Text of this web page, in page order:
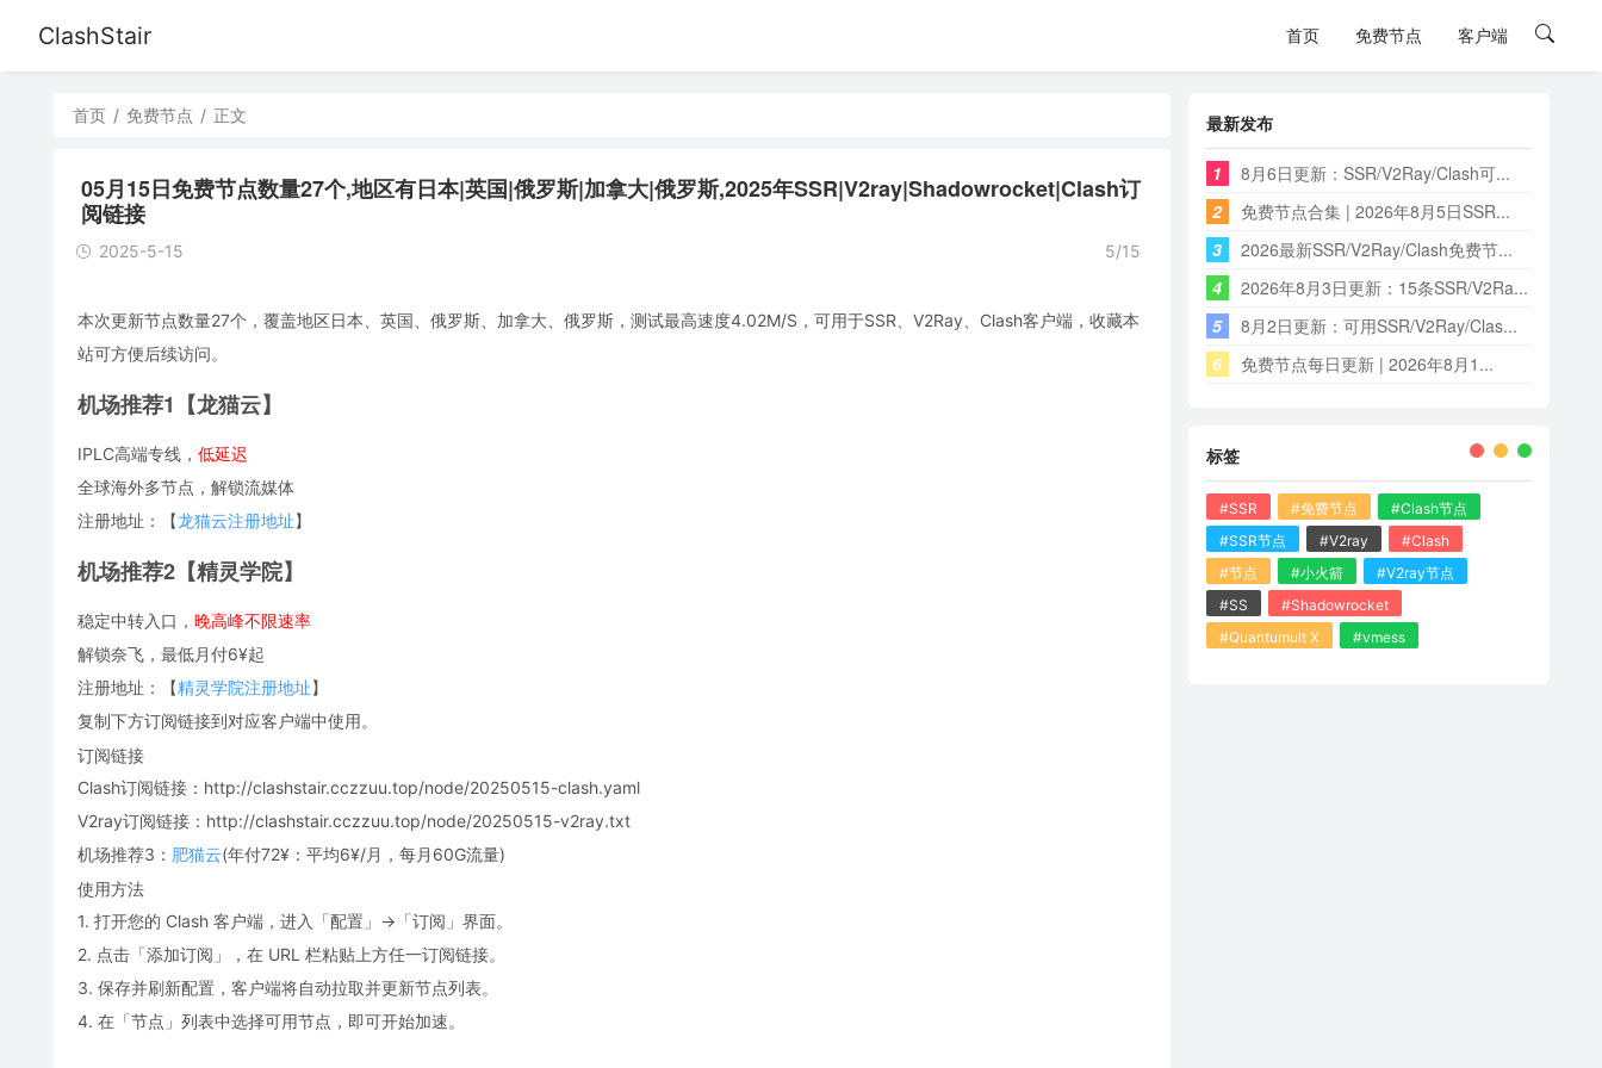
ClashStair 首页 免费节点 客户端
首页 / 免费节点 / 正文
05月15日免费节点数量27个,地区有日本|英国|俄罗斯|加拿大|俄罗斯,2025年SSR|V2ray|Shadowrocket|Clash订
阅链接
2025-5-15 5/15
本次更新节点数量27个，覆盖地区日本、英国、俄罗斯、加拿大、俄罗斯，测试最高速度4.02M/S，可用于SSR、V2Ray、Clash客户端，收藏本
站可方便后续访问。
机场推荐1【龙猫云】
IPLC高端专线， 低延迟
全球海外多节点，解锁流媒体
注册地址：【龙猫云注册地址】
机场推荐2【精灵学院】
稳定中转入口， 晚高峰不限速率
解锁奈飞，最低月付6¥起
注册地址：【精灵学院注册地址】
复制下方订阅链接到对应客户端中使用。
订阅链接
Clash订阅链接：http://clashstair.cczzuu.top/node/20250515-clash.yaml
V2ray订阅链接：http://clashstair.cczzuu.top/node/20250515-v2ray.txt
机场推荐3： 肥猫云(年付72¥：平均6¥/月，每月60G流量)
使用方法
1. 打开您的 Clash 客户端，进入「配置」→「订阅」界面。
2. 点击「添加订阅」，在 URL 栏粘贴上方任一订阅链接。
3. 保存并刷新配置，客户端将自动拉取并更新节点列表。
4. 在「节点」列表中选择可用节点，即可开始加速。
最新发布
1
8月6日更新：SSR/V2Ray/Clash可...
2
免费节点合集 | 2026年8月5日SSR...
3
2026最新SSR/V2Ray/Clash免费节...
4
2026年8月3日更新：15条SSR/V2Ra...
5
8月2日更新：可用SSR/V2Ray/Clas...
6
免费节点每日更新 | 2026年8月1...
标签
#SSR #免费节点
#Clash节点
#SSR节点
#V2ray
#Clash
#节点
#小火箭
#V2ray节点
#SS
#Shadowrocket
#Quantumult X
#vmess